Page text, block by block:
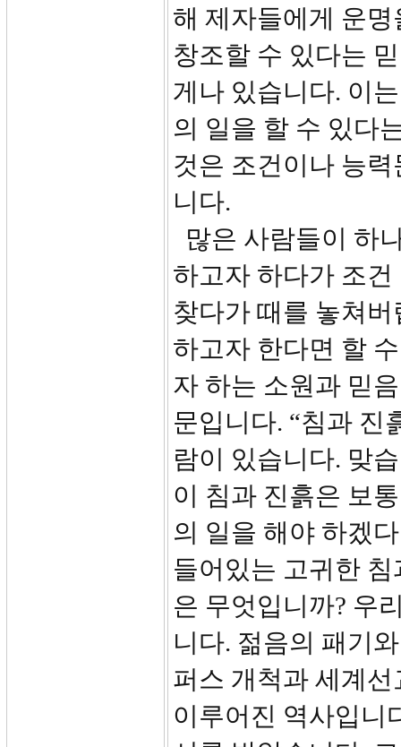
해 제자들에게 운
창조할 수 있다는
게나 있습니다. 이
의 일을 할 수 있다
것은 조건이나 능
니다.
많은 사람들이 하
하고자 하다가 조
찾다가 때를 놓쳐
하고자 한다면 할
자 하는 소원과 믿
문입니다. “침과 진
람이 있습니다. 맞
이 침과 진흙은 보
의 일을 해야 하겠
들어있는 고귀한
은 무엇입니까? 우
니다. 젊음의 패기
퍼스 개척과 세계
이루어진 역사입니